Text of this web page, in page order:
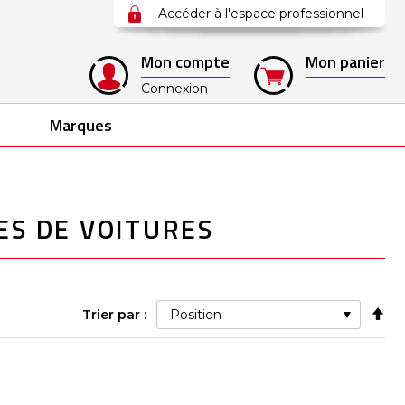
Accéder à l'espace professionnel
Mon compte
Connexion
Mon panier
Marques
DE VOITURES
Trier par :